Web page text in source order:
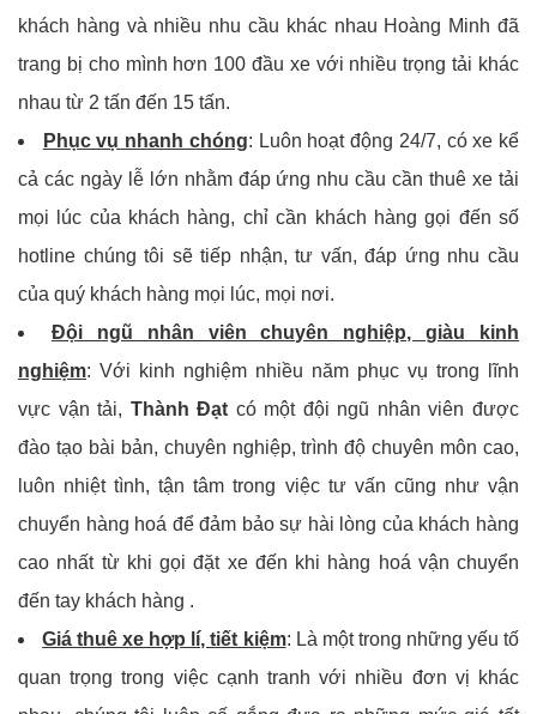
khách hàng và nhiều nhu cầu khác nhau Hoàng Minh đã
trang bị cho mình hơn 100 đầu xe với nhiều trọng tải khác
nhau từ 2 tấn đến 15 tấn.
Phục vụ nhanh chóng: Luôn hoạt động 24/7, có xe kể
cả các ngày lễ lớn nhằm đáp ứng nhu cầu cần thuê xe tải
mọi lúc của khách hàng, chỉ cần khách hàng gọi đến số
hotline chúng tôi sẽ tiếp nhận, tư vấn, đáp ứng nhu cầu
của quý khách hàng mọi lúc, mọi nơi.
Đội ngũ nhân viên chuyên nghiệp, giàu kinh
nghiệm: Với kinh nghiệm nhiều năm phục vụ trong lĩnh
vực vận tải, Thành Đạt có một đội ngũ nhân viên được
đào tạo bài bản, chuyên nghiệp, trình độ chuyên môn cao,
luôn nhiệt tình, tận tâm trong việc tư vấn cũng như vận
chuyển hàng hoá để đảm bảo sự hài lòng của khách hàng
cao nhất từ khi gọi đặt xe đến khi hàng hoá vận chuyển
đến tay khách hàng .
Giá thuê xe hợp lí, tiết kiệm: Là một trong những yếu tố
quan trọng trong việc cạnh tranh với nhiều đơn vị khác